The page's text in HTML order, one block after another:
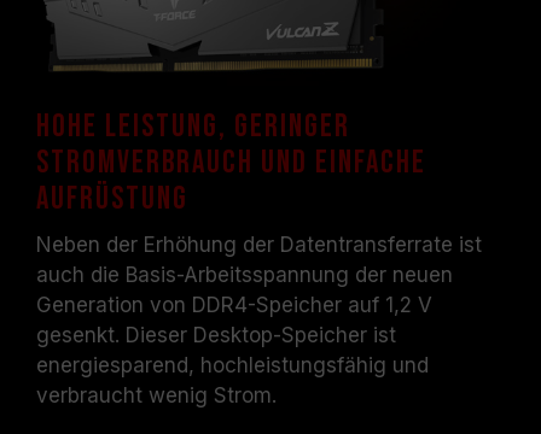
Hohe Leistung, geringer
Stromverbrauch und einfache
Aufrüstung
Neben der Erhöhung der Datentransferrate ist
auch die Basis-Arbeitsspannung der neuen
Generation von DDR4-Speicher auf 1,2 V
gesenkt. Dieser Desktop-Speicher ist
energiesparend, hochleistungsfähig und
verbraucht wenig Strom.